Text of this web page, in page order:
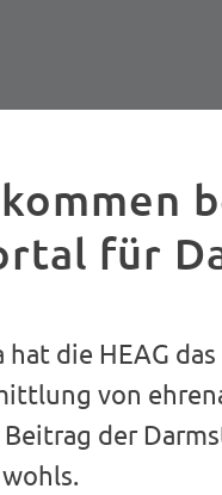
für
die HEAG
von
der